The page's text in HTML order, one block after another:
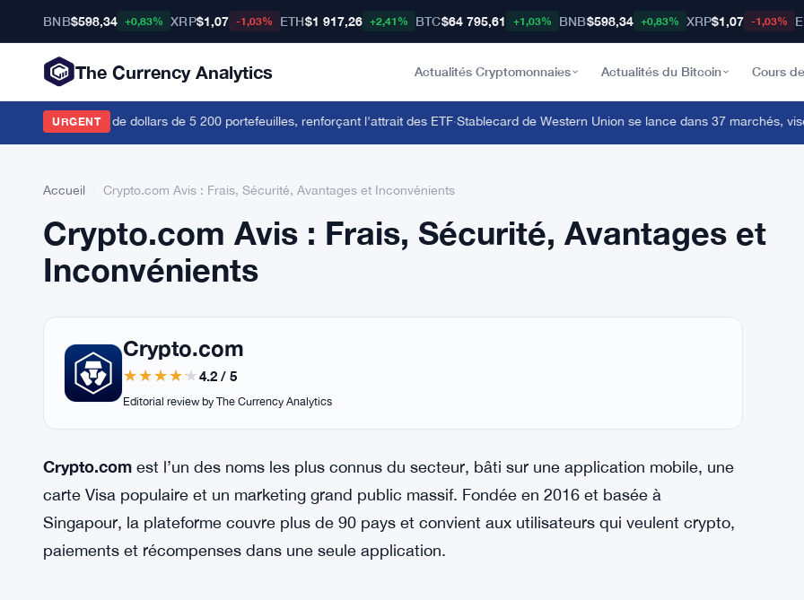
BNB$598,34 +0,83% XRP$1,07 -1,03% ETH$1 917,26 +2,41% BTC$64 795,61 +1,03% BNB$598,34 +0,83% XRP$1,07 -1,03%
The Currency Analytics Actualités Cryptomonnaies Actualités du Bitcoin Cours
URGENT
114 millions de dollars de 5 200 portefeuilles, renforçant l'attrait des ETF·Stablecard de Western Union se lance dans 37 marchés, vise
Accueil Crypto.com Avis : Frais, Sécurité, Avantages et Inconvénients
Crypto.com Avis : Frais, Sécurité, Avantages et
Inconvénients
Crypto.com
4.2 / 5
Editorial review by The Currency Analytics
Crypto.com est l’un des noms les plus connus du secteur, bâti sur une application mobile, une
carte Visa populaire et un marketing grand public massif. Fondée en 2016 et basée à
Singapour, la plateforme couvre plus de 90 pays et convient aux utilisateurs qui veulent crypto,
paiements et récompenses dans une seule application.